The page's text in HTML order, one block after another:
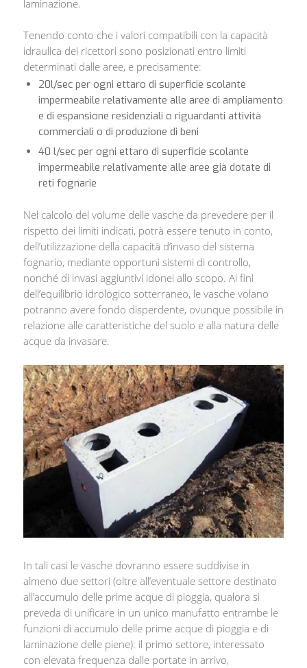
laminazione.
Tenendo conto che i valori compatibili con la capacità
idraulica dei ricettori sono posizionati entro limiti
determinati dalle aree, e precisamente:
20l/sec per ogni ettaro di superficie scolante
impermeabile relativamente alle aree di ampliamento
e di espansione residenziali o riguardanti attività
commerciali o di produzione di beni
40 l/sec per ogni ettaro di superficie scolante
impermeabile relativamente alle aree già dotate di
reti fognarie
Nel calcolo del volume delle vasche da prevedere per il
rispetto dei limiti indicati, potrà essere tenuto in conto,
dell’utilizzazione della capacità d’invaso del sistema
fognario, mediante opportuni sistemi di controllo,
nonché di invasi aggiuntivi idonei allo scopo. Ai fini
dell’equilibrio idrologico sotterraneo, le vasche volano
potranno avere fondo disperdente, ovunque possibile in
relazione alle caratteristiche del suolo e alla natura delle
acque da invasare.
In tali casi le vasche dovranno essere suddivise in
almeno due settori (oltre all’eventuale settore destinato
all’accumulo delle prime acque di pioggia, qualora si
preveda di unificare in un unico manufatto entrambe le
funzioni di accumulo delle prime acque di pioggia e di
laminazione delle piene): il primo settore, interessato
con elevata frequenza dalle portate in arrivo,